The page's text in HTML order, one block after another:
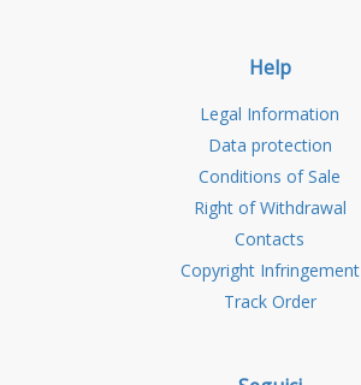
Help
Legal Information
Data protection
Conditions of Sale
Right of Withdrawal
Contacts
Copyright Infringement
Track Order